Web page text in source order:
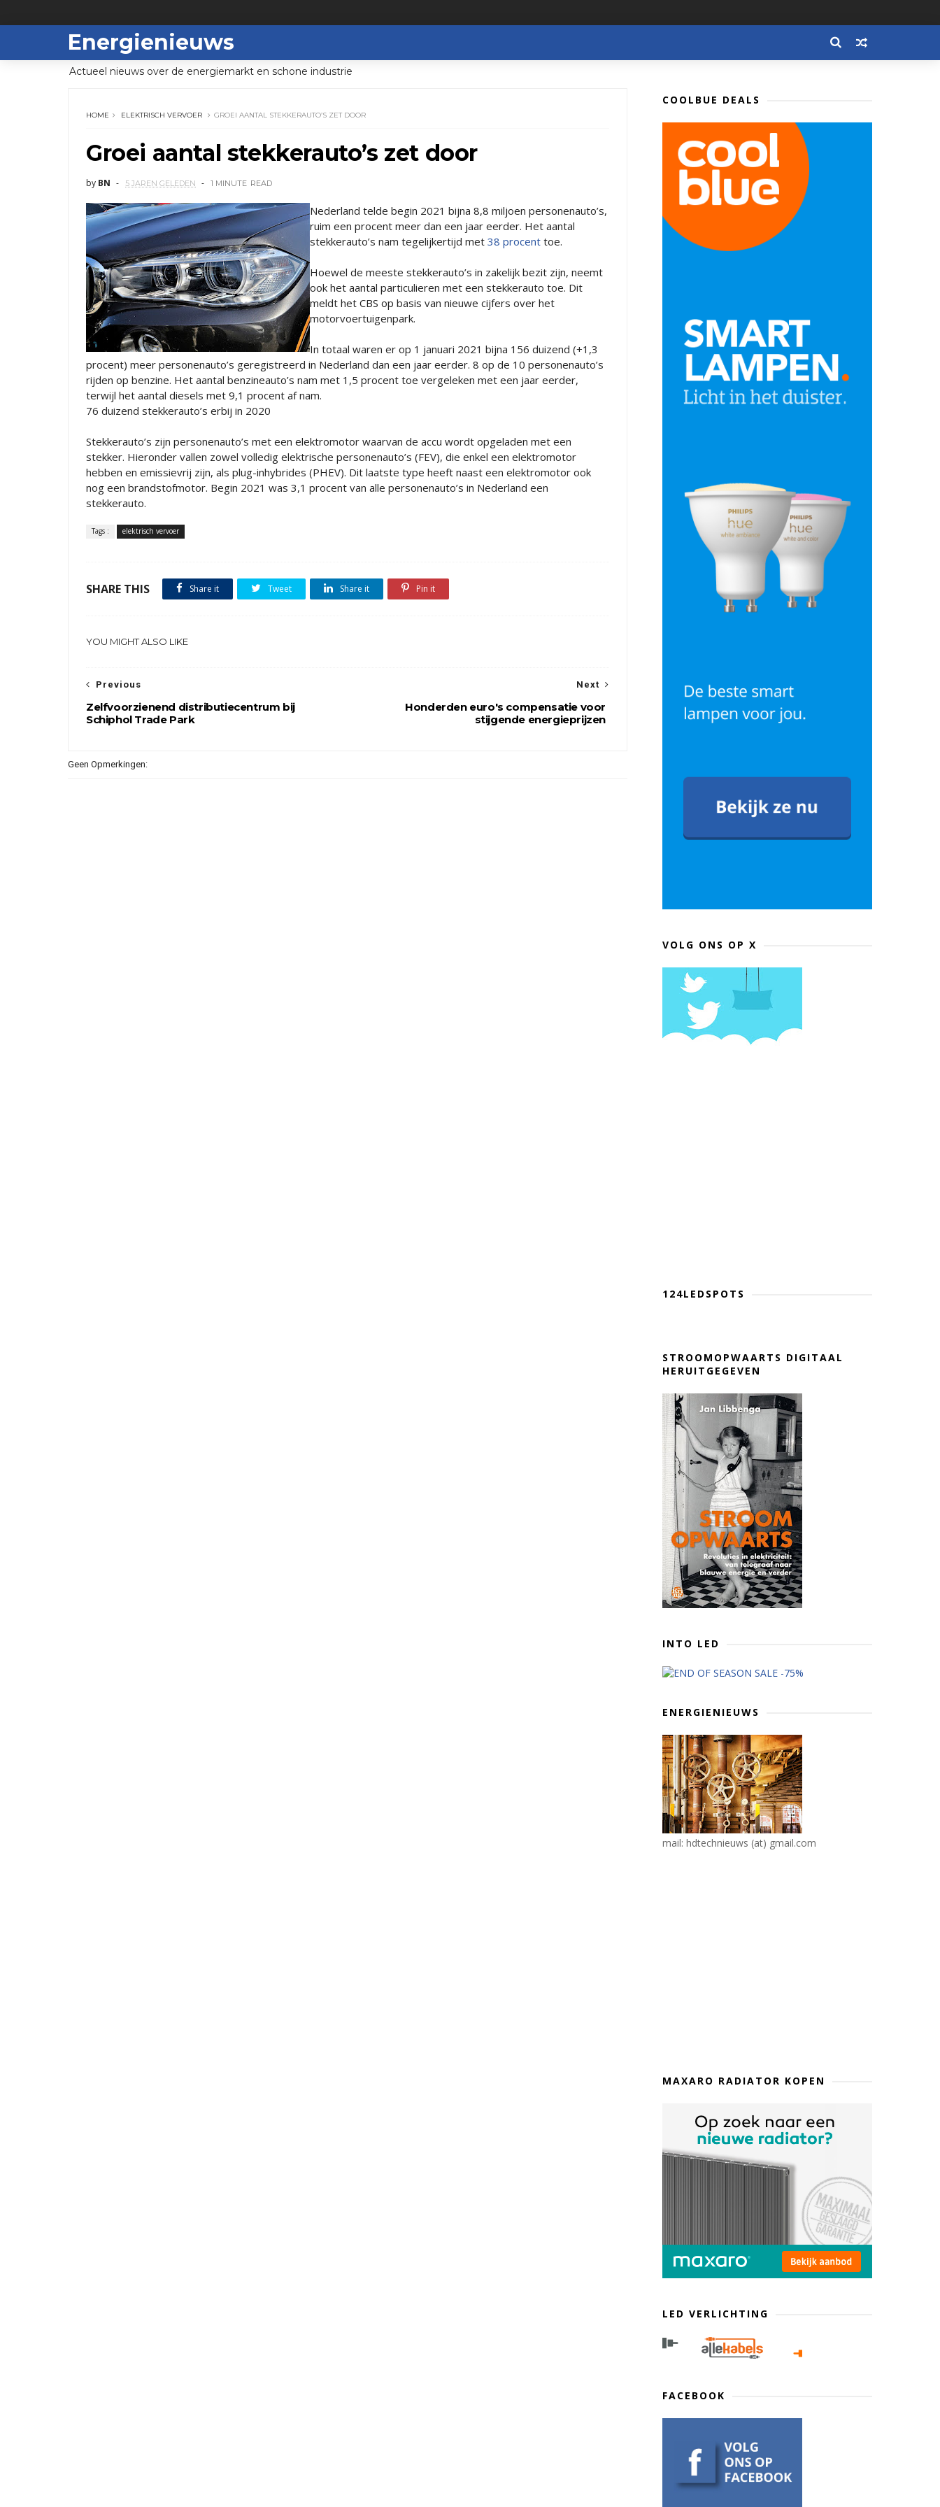
Energienieuws
Actueel nieuws over de energiemarkt en schone industrie
HOME ELEKTRISCH VERVOER GROEI AANTAL STEKKERAUTO’S ZET DOOR
Groei aantal stekkerauto’s zet door
by BN 5 JAREN GELEDEN 1 MINUTE READ
Nederland telde begin 2021 bijna 8,8 miljoen personenauto’s,
ruim een procent meer dan een jaar eerder. Het aantal
stekkerauto’s nam tegelijkertijd met 38 procent toe.
Hoewel de meeste stekkerauto’s in zakelijk bezit zijn, neemt
ook het aantal particulieren met een stekkerauto toe. Dit
meldt het CBS op basis van nieuwe cijfers over het
motorvoertuigenpark.
In totaal waren er op 1 januari 2021 bijna 156 duizend (+1,3
procent) meer personenauto’s geregistreerd in Nederland dan een jaar eerder. 8 op de 10 personenauto’s
rijden op benzine. Het aantal benzineauto’s nam met 1,5 procent toe vergeleken met een jaar eerder,
terwijl het aantal diesels met 9,1 procent af nam.
76 duizend stekkerauto’s erbij in 2020
Stekkerauto’s zijn personenauto’s met een elektromotor waarvan de accu wordt opgeladen met een
stekker. Hieronder vallen zowel volledig elektrische personenauto’s (FEV), die enkel een elektromotor
hebben en emissievrij zijn, als plug-inhybrides (PHEV). Dit laatste type heeft naast een elektromotor ook
nog een brandstofmotor. Begin 2021 was 3,1 procent van alle personenauto’s in Nederland een
stekkerauto.
Tags : elektrisch vervoer
SHARE THIS Share it Tweet Share it Pin it
YOU MIGHT ALSO LIKE
Next
Honderden euro's compensatie voor
stijgende energieprijzen
Previous
Zelfvoorzienend distributiecentrum bij
Schiphol Trade Park
Geen Opmerkingen:
COOLBUE DEALS
VOLG ONS OP X
124LEDSPOTS
STROOMOPWAARTS DIGITAAL
HERUITGEGEVEN
INTO LED
ENERGIENIEUWS
mail: hdtechnieuws (at) gmail.com
MAXARO RADIATOR KOPEN
LED VERLICHTING
FACEBOOK